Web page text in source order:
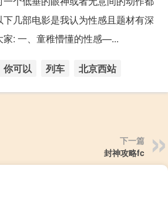
几部电影是我认为性感且题材有深
家: 一、童稚懵懂的性感—...
你可以 列车 北京西站
下一篇
封神攻略fc